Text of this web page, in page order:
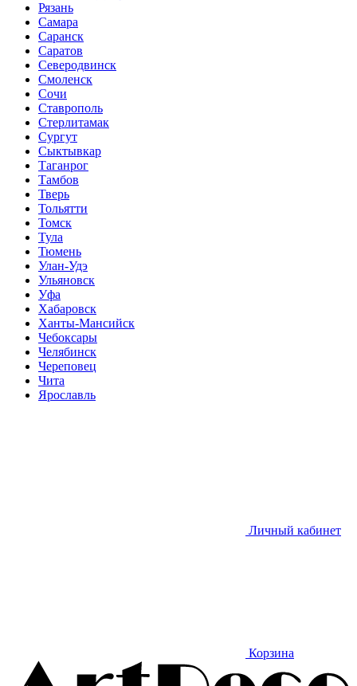
Рязань
Самара
Саранск
Саратов
Северодвинск
Смоленск
Сочи
Ставрополь
Стерлитамак
Сургут
Сыктывкар
Таганрог
Тамбов
Тверь
Тольятти
Томск
Тула
Тюмень
Улан-Удэ
Ульяновск
Уфа
Хабаровск
Ханты-Мансийск
Чебоксары
Челябинск
Череповец
Чита
Ярославль
Личный кабинет
Корзина